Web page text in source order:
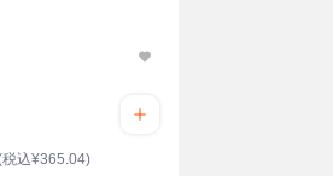
税込¥365.04)